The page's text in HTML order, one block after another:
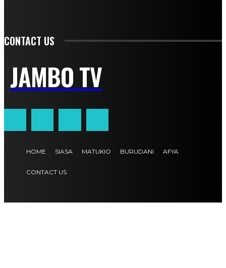
CONTACT US
JAMBO TV
HOME SIASA MATUKIO BURUDANI AFYA
CONTACT US